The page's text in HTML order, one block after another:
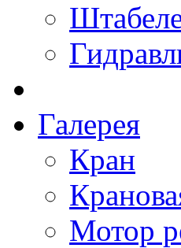
Галерея
Кран
Мотор